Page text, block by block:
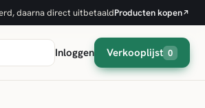
daarna direct uitbetaaldProducten kopen↗
Inloggen Verkooplijst 0